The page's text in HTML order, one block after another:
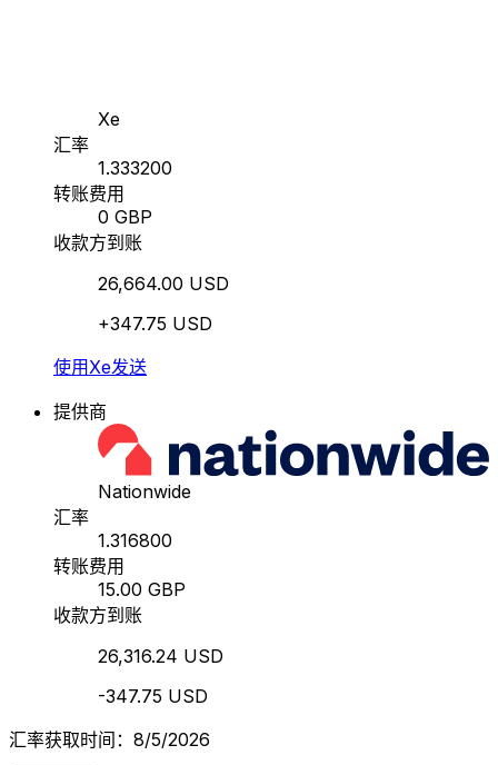
Xe
汇率
1.333200
转账费用
0 GBP
收款方到账
26,664.00 USD
+347.75 USD
使用Xe发送
提供商
Nationwide
汇率
1.316800
转账费用
15.00 GBP
收款方到账
26,316.24 USD
-347.75 USD
汇率获取时间：8/5/2026